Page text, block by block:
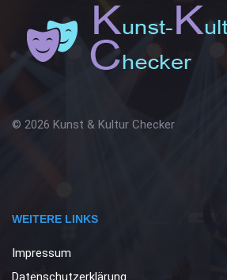
© 2026 Kunst & Kultur Checker
WEITERE LINKS
Impressum
Datenschutzerklärung